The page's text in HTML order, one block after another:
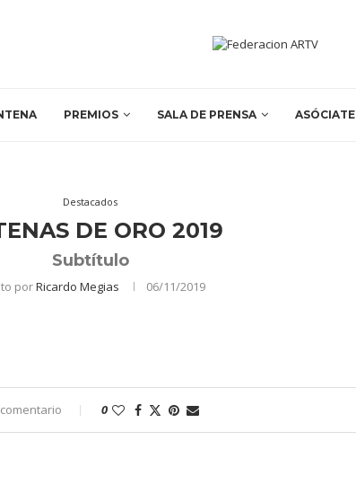
PREMIOS SALA DE PRENSA ASÓCIATE
Destacados
DE ORO 2019
Subtítulo
porRicardo Megias 06/11/2019
0